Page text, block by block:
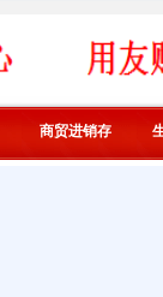
商贸进销存